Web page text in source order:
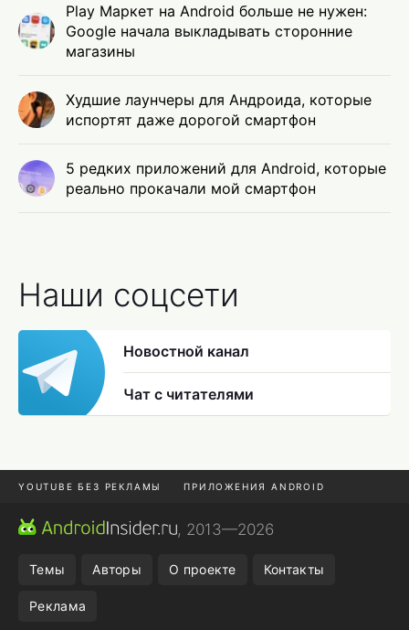
Play Маркет на Android больше не нужен:
Google начала выкладывать сторонние
магазины
Худшие лаунчеры для Андроида, которые
испортят даже дорогой смартфон
5 редких приложений для Android, которые
реально прокачали мой смартфон
Наши соцсети
Новостной канал
Чат с читателями
YOUTUBE БЕЗ РЕКЛАМЫ ПРИЛОЖЕНИЯ ANDROID
МЕССЕНДЖЕРЫ ONE UI 8.5
, 2013—2026
Темы Авторы О проекте Контакты
Реклама